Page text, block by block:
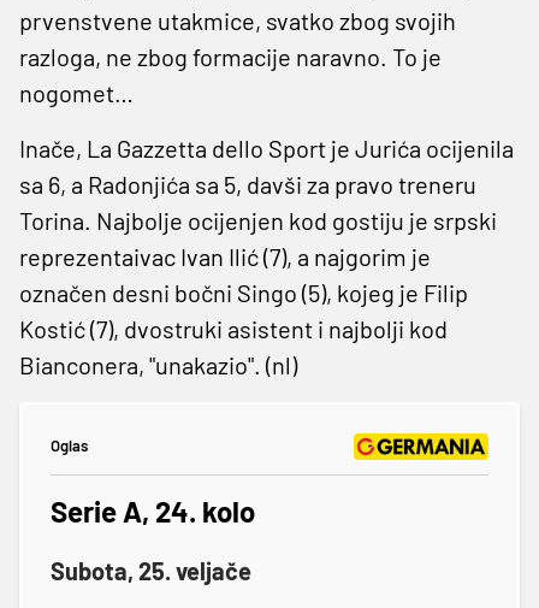
prvenstvene utakmice, svatko zbog svojih
razloga, ne zbog formacije naravno. To je
nogomet…
Inače, La Gazzetta dello Sport je Jurića ocijenila
sa 6, a Radonjića sa 5, davši za pravo treneru
Torina. Najbolje ocijenjen kod gostiju je srpski
reprezentaivac Ivan Ilić (7), a najgorim je
označen desni bočni Singo (5), kojeg je Filip
Kostić (7), dvostruki asistent i najbolji kod
Bianconera, "unakazio". (nl)
Oglas
Serie A, 24. kolo
Subota, 25. veljače